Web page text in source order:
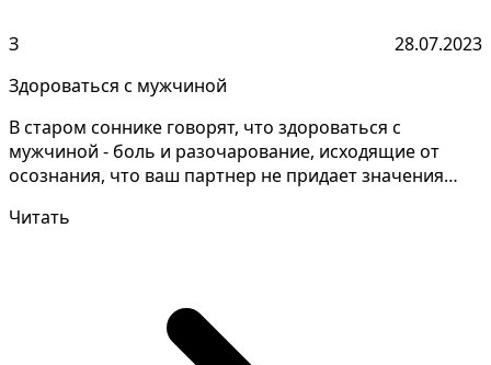
З
28.07.2023
Здороваться с мужчиной
В старом соннике говорят, что здороваться с
мужчиной - боль и разочарование, исходящие от
осознания, что ваш партнер не придает значения
Читать